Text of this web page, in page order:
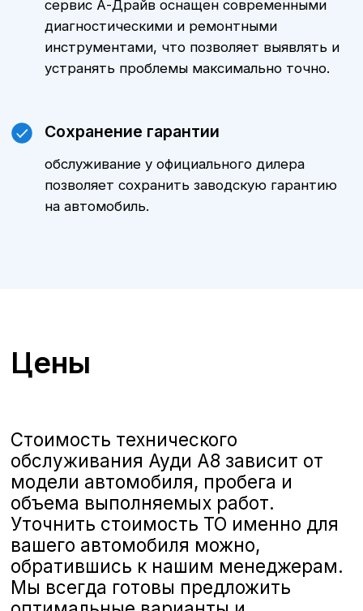
автомобилей
качественное и комплексное
техническое обслуживание,
специалистами. Мы предлагаем
полную линейку услуг по ТО,
соответствующих стандартам Audi,
чтобы ваш автомобиль всегда
оставался в отличном состоянии и
обеспечивал безопасность и
комфорт на дороге.